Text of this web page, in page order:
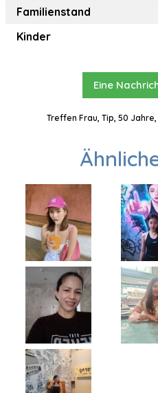
Familienstand
Kinder
Eine
Treffen Frau, Tip, 50